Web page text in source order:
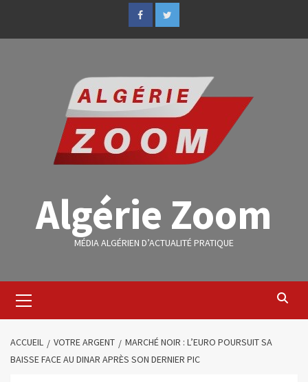
Algérie Zoom
MÉDIA ALGÉRIEN D’ACTUALITÉ PRATIQUE
ACCUEIL VOTRE ARGENT
MARCHÉ NOIR : L’EURO POURSUIT SA
BAISSE FACE AU DINAR APRÈS SON DERNIER PIC